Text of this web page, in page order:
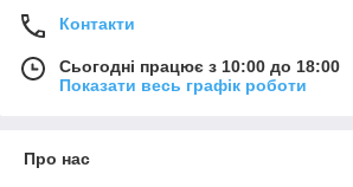
Контакти
Сьогодні працює з 10:00 до 18:00
Показати весь графік роботи
Про нас